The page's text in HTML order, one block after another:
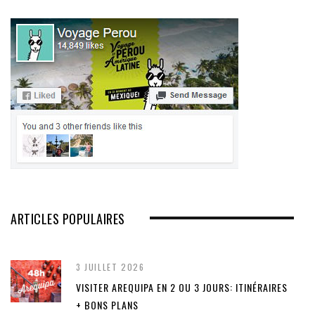
ARTICLES POPULAIRES
3 JUILLET 2026
VISITER AREQUIPA EN 2 OU 3 JOURS: ITINÉRAIRES
+ BONS PLANS